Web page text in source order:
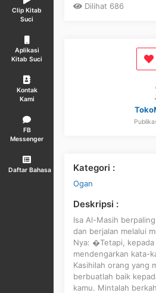
Clip Kitab
Suci
Aplikasi
Kitab Suci
Kontak
Kami
FB
Messenger
Daftar Bahasa
Dilihat 686
Kategori :
Ogan
Deskripsi :
Isa Al-Masih
dan berjalan melalui
Nya: �Tetapi, kepada
mendengarkan kata-
Kasihilah orang yang
berbuatlah baik
kamu. Mintalah